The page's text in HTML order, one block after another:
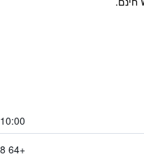
10:00
+64 3348 8612